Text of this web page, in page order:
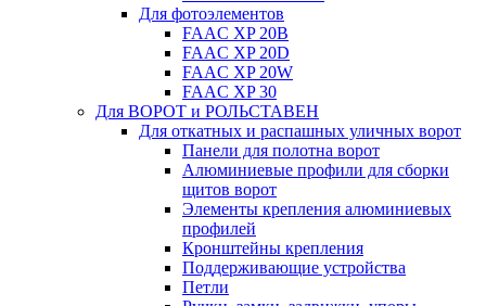
Для фотоэлементов
FAAC XP 20B
FAAC XP 20D
FAAC XP 20W
FAAC XP 30
Для ВОРОТ и РОЛЬСТАВЕН
Для откатных и распашных уличных ворот
Панели для полотна ворот
Алюминиевые профили для сборки
щитов ворот
Элементы крепления алюминиевых
профилей
Кронштейны крепления
Поддерживающие устройства
Петли